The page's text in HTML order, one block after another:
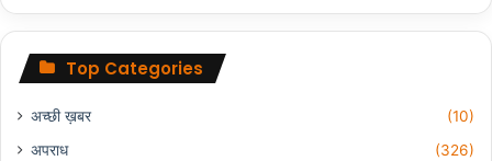
Top Categories
अच्छी ख़बर
(10)
अपराध
(326)